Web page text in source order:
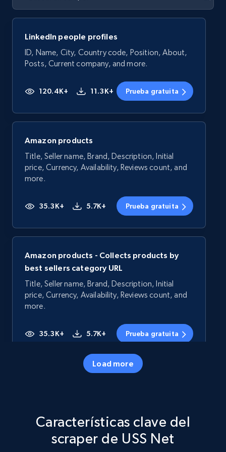
LinkedIn people profiles
ID, Name, City, Country code, Position, About,
Posts, Current company, and more.
120.4K+ 11.3K+ Prueba gratuita
Amazon products
Title, Seller name, Brand, Description, Initial
price, Currency, Availability, Reviews count, and
more.
35.3K+ 5.7K+ Prueba gratuita
Amazon products - Collects products by
best sellers category URL
Title, Seller name, Brand, Description, Initial
price, Currency, Availability, Reviews count, and
more.
35.3K+ 5.7K+ Prueba gratuita
price, Currency, Availability, Reviews count, and
Load more
Características clave del
scraper de USS Net